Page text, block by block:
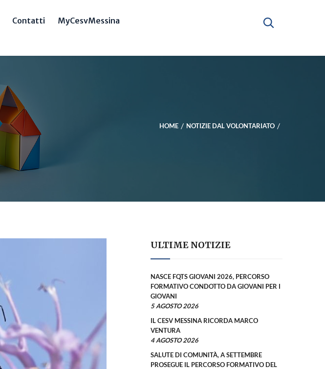
Contatti MyCesvMessina
HOME NOTIZIE DAL VOLONTARIATO
ULTIME NOTIZIE
NASCE FQTS GIOVANI 2026, PERCORSO
FORMATIVO CONDOTTO DA GIOVANI PER I
GIOVANI
5 AGOSTO 2026
IL CESV MESSINA RICORDA MARCO
VENTURA
4 AGOSTO 2026
SALUTE DI COMUNITÀ, A SETTEMBRE
PROSEGUE IL PERCORSO FORMATIVO DEL